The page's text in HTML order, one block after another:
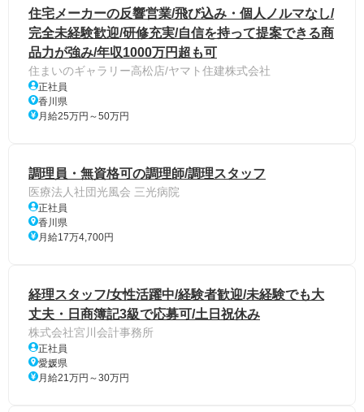
住宅メーカーの反響営業/飛び込み・個人ノルマなし/
完全未経験歓迎/研修充実/自信を持って提案できる商
品力が強み/年収1000万円超も可
住まいのギャラリー高松店/ヤマト住建株式会社
正社員
香川県
月給25万円～50万円
調理員・無資格可の調理師/調理スタッフ
医療法人社団光風会 三光病院
正社員
香川県
月給17万4,700円
経理スタッフ/女性活躍中/経験者歓迎/未経験でも大
丈夫・日商簿記3級で応募可/土日祝休み
株式会社宮川会計事務所
正社員
愛媛県
月給21万円～30万円